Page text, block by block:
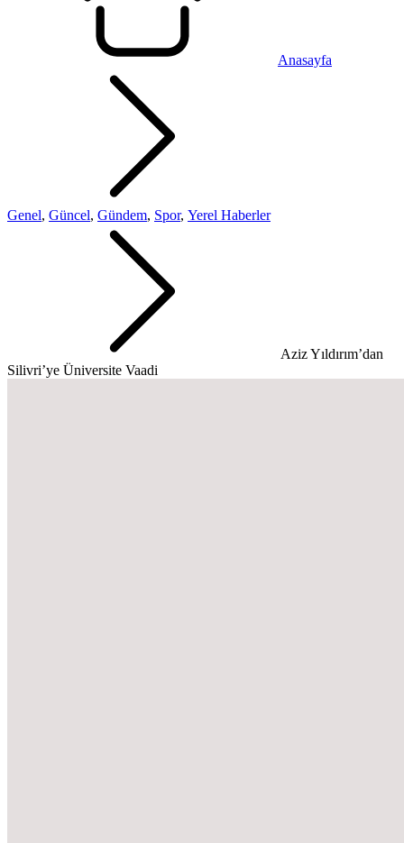
Anasayfa
Genel, Güncel, Gündem, Spor, Yerel Haberler
Aziz Yıldırım’dan
Silivri’ye Üniversite Vaadi